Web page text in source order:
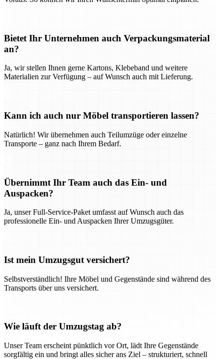
Bietet Ihr Unternehmen auch Verpackungsmaterial
an?
Ja, wir stellen Ihnen gerne Kartons, Klebeband und weitere
Materialien zur Verfügung – auf Wunsch auch mit Lieferung.
Kann ich auch nur Möbel transportieren lassen?
Natürlich! Wir übernehmen auch Teilumzüge oder einzelne
Transporte – ganz nach Ihrem Bedarf.
Übernimmt Ihr Team auch das Ein- und
Auspacken?
Ja, unser Full-Service-Paket umfasst auf Wunsch auch das
professionelle Ein- und Auspacken Ihrer Umzugsgüter.
Ist mein Umzugsgut versichert?
Selbstverständlich! Ihre Möbel und Gegenstände sind während des
Transports über uns versichert.
Wie läuft der Umzugstag ab?
Unser Team erscheint pünktlich vor Ort, lädt Ihre Gegenstände
sorgfältig ein und bringt alles sicher ans Ziel – strukturiert, schnell